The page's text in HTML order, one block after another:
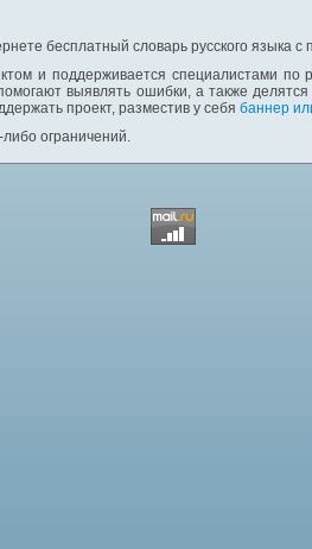
бесплатный словарь русского языка
и поддерживается специалистами по
выявлять ошибки, а также
проект, разместив у себя баннер
либо ограничений.